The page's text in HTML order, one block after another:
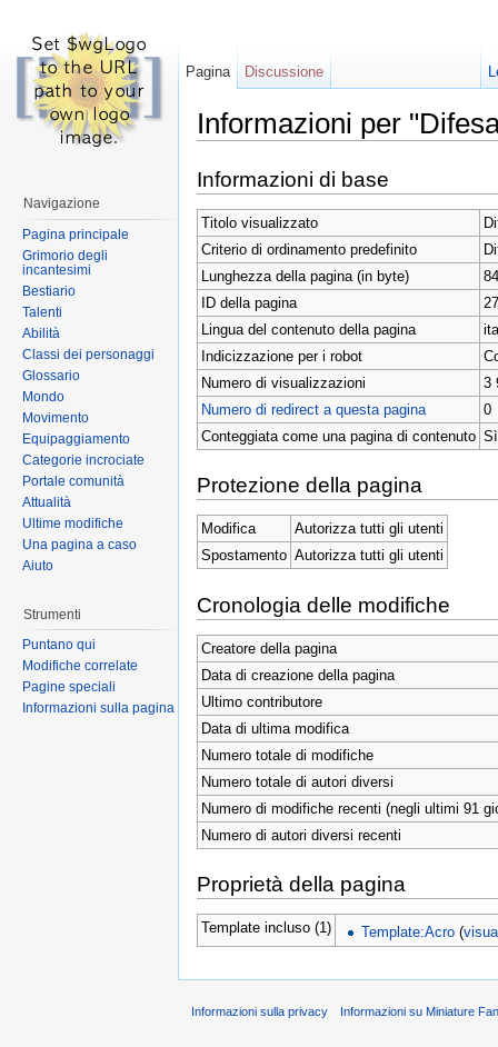
Informazioni per
Informazioni di base
Titolo visualizzato
Criterio di ordinamento predefinito
Lunghezza della pagina (in byte)
ID della pagina
Lingua del contenuto della pagina
Indicizzazione per i robot
Numero di visualizzazioni
3
Numero di redirect a questa pagina
0
Conteggiata come una pagina di contenuto Sì
Protezione della pagina
Modifica
Autorizza tutti gli utenti
Spostamento Autorizza tutti gli utenti
Cronologia delle modifiche
Creatore della pagina
Data di creazione della pagina
Ultimo contributore
Data di ultima modifica
Numero totale di modifiche
Numero totale di autori diversi
Numero di modifiche recenti (negli ultimi 91
Numero di autori diversi recenti
Proprietà della pagina
Template incluso (1) Template:Acro (
Pagina Discussione
Navigazione
Pagina principale
Grimorio degli
incantesimi
Bestiario
Talenti
Abilità
Classi dei personaggi
Glossario
Mondo
Movimento
Equipaggiamento
Categorie incrociate
Portale comunità
Attualità
Ultime modifiche
Una pagina a caso
Aiuto
Strumenti
Puntano qui
Modifiche correlate
Pagine speciali
Informazioni sulla pagina
Informazioni sulla privacy Informazioni su Miniature